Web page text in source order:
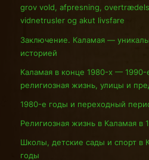
grov vold, afpresning,
vidnetrusler og akut livsfare
Заключение. Каламая —
историей
Каламая в конце 1980-х —
религиозная жизнь, улицы и
1980-е годы и переходный
Религиозная жизнь в Каламая в
Школы, детские сады и спорт в
годы